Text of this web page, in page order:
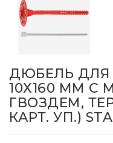
ДЮБЕЛЬ
10Х160 ММ С
ГВОЗДЕМ,
КАРТ. УП.)